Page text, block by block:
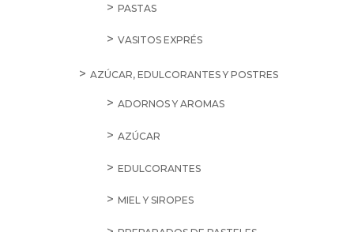
PASTAS
VASITOS EXPRÉS
AZÚCAR, EDULCORANTES Y POSTRES
ADORNOS Y AROMAS
AZÚCAR
EDULCORANTES
MIEL Y SIROPES